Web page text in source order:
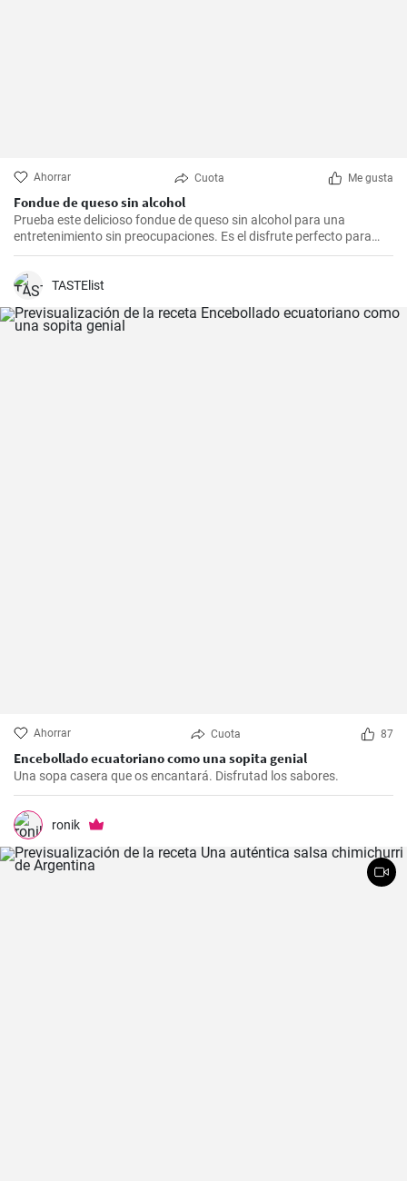
Ahorrar Cuota Me gusta
Fondue de queso sin alcohol
Prueba este delicioso fondue de queso sin alcohol para una
entretenimiento sin preocupaciones. Es el disfrute perfecto para
una noche acogedora con amigos y familiares. Sírvelo con tus
frutas para una experiencia culinaria inolvidable.
TASTElist
Ahorrar Cuota 87
Encebollado ecuatoriano como una sopita genial
Una sopa casera que os encantará. Disfrutad los sabores.
ronik